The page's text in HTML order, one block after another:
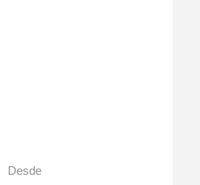
Desde